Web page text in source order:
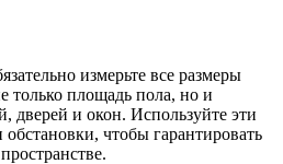
измерьте все размеры
только площадь пола, но и
дверей и окон. Используйте эти
чтобы гарантировать